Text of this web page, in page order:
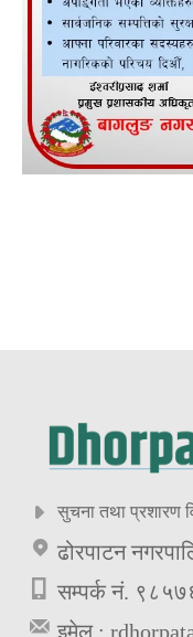
सुचना तथा प्रशारण
ढोरपाटन
सम्पर्क नं.
इमेल :